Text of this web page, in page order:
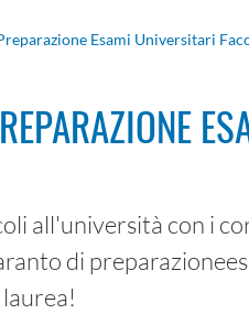
Esami Universitari
all'università con i
di